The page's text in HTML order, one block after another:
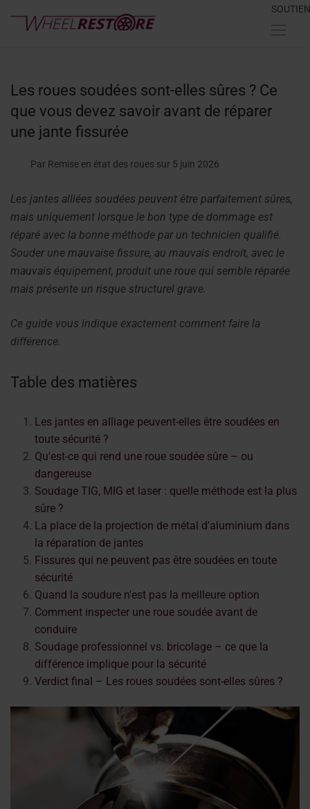
SOUTIEN
Les roues soudées sont-elles sûres ? Ce
que vous devez savoir avant de réparer
une jante fissurée
Par Remise en état des roues sur 5 juin 2026
Les jantes alliées soudées peuvent être parfaitement sûres,
mais uniquement lorsque le bon type de dommage est
réparé avec la bonne méthode par un technicien qualifié.
Souder une mauvaise fissure, au mauvais endroit, avec le
mauvais équipement, produit une roue qui semble réparée
mais présente un risque structurel grave.
Ce guide vous indique exactement comment faire la
différence.
Table des matières
Les jantes en alliage peuvent-elles être soudées en
toute sécurité ?
Qu'est-ce qui rend une roue soudée sûre – ou
dangereuse
Soudage TIG, MIG et laser : quelle méthode est la plus
sûre ?
La place de la projection de métal d'aluminium dans
la réparation de jantes
Fissures qui ne peuvent pas être soudées en toute
sécurité
Quand la soudure n'est pas la meilleure option
Comment inspecter une roue soudée avant de
conduire
Soudage professionnel vs. bricolage – ce que la
différence implique pour la sécurité
Verdict final – Les roues soudées sont-elles sûres ?